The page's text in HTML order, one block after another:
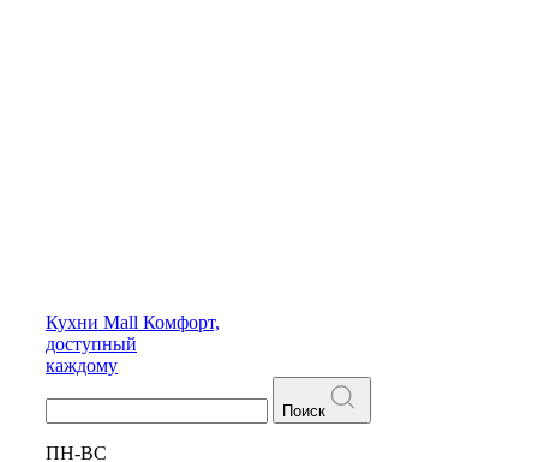
Кухни Mall Комфорт,
доступный
каждому
Поиск
ПН-ВС